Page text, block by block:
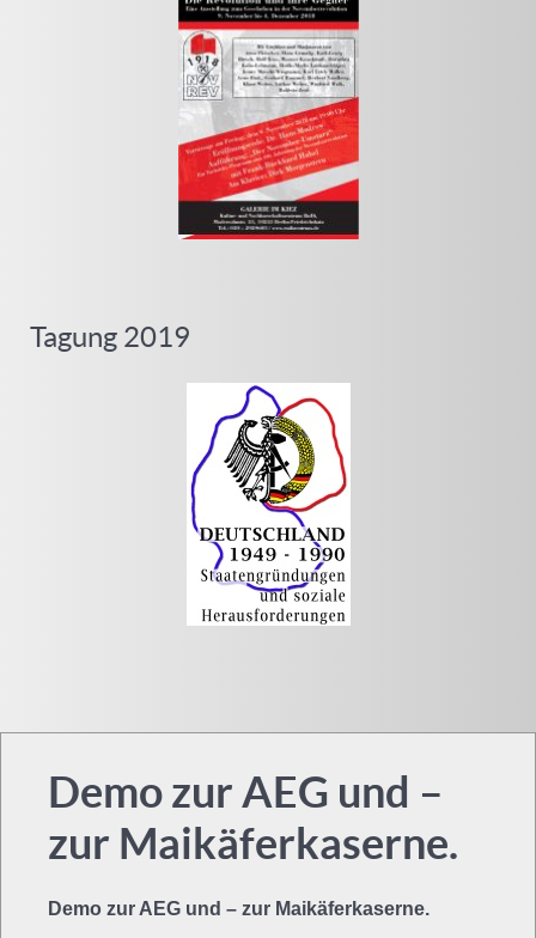
Tagung 2019
Demo zur AEG und –
zur Maikäferkaserne.
Demo zur AEG und – zur Maikäferkaserne.